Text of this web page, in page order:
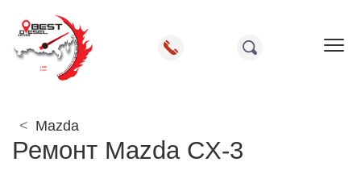
Mazda
Ремонт Mazda CX-3